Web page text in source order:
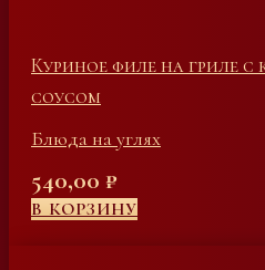
Куриное филе на гриле
соусом
Блюда на углях
540,00 ₽
В КОРЗИНУ